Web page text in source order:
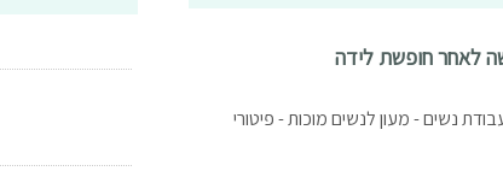
לאחר חופשת לידה
נשים - מעון לנשים מוכות - פיטורי